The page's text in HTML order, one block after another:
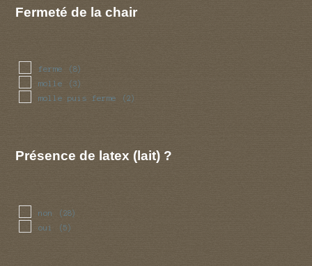
Fermeté de la chair
ferme (8)
molle (3)
molle puis ferme (2)
Présence de latex (lait) ?
non (28)
oui (5)